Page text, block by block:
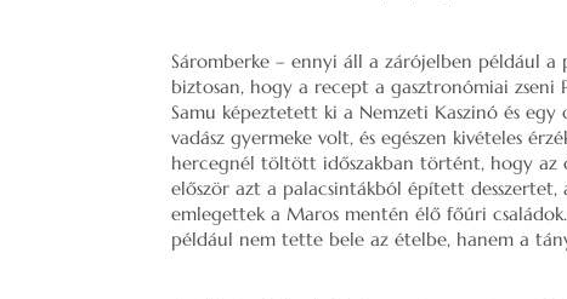
Sáromberke – ennyi áll a zárójelben például a
biztosan, hogy a recept a gasztronómiai zseni
Samu képeztetett ki a Nemzeti Kaszinó és
vadász gyermeke volt, és egészen kivételes
hercegnél töltött időszakban történt, hogy az
először azt a palacsintákból épített
emlegettek a Maros mentén élő főúri
például nem tette bele az ételbe, hanem a